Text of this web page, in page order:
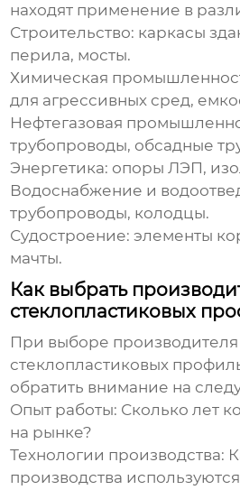
находят применение в
Строительство: каркасы
перила, мосты.
Химическая
для агрессивных сред,
Нефтегазовая
трубопроводы, обсадные
Энергетика: опоры ЛЭП,
Водоснабжение и
трубопроводы, колодцы.
Судостроение: элементы
мачты.
Как выбрать
стеклопластиковых
При выборе производителя
стеклопластиковых
обратить внимание на
Опыт работы: Сколько лет
на рынке?
Технологии производства:
производства